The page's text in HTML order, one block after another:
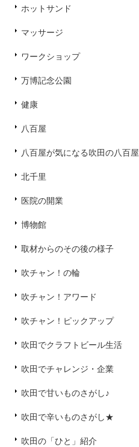
ホットサンド
マッサージ
ワークショップ
万博記念公園
健康
八百屋
八百屋が気になる吹田の八百屋
北千里
医院の開業
博物館
取材からのその後の様子
吹チャン！の輪
吹チャン！アワード
吹チャン！ピックアップ
吹田でクラフトビール生活
吹田でチャレンジ・企業
吹田で甘いものさがし♪
吹田で辛いものさがし★
吹田の「ひと」紹介